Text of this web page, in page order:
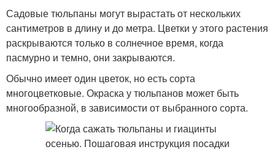
Садовые тюльпаны могут вырастать от нескольких
сантиметров в длину и до метра. Цветки у этого растения
раскрываются только в солнечное время, когда
пасмурно и темно, они закрываются.
Обычно имеет один цветок, но есть сорта
многоцветковые. Окраска у тюльпанов может быть
многообразной, в зависимости от выбранного сорта.